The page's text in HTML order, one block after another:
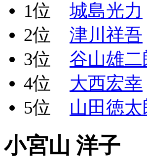
1位 城島光力
2位 津川祥吾
3位 谷山雄二
4位 大西宏幸
5位 山田徳太
小宮山 洋子